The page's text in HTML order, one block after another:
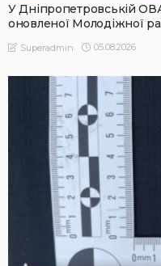
У Дніпропетровській
оновленої Молодіжної
Superadmin 05.08.2026